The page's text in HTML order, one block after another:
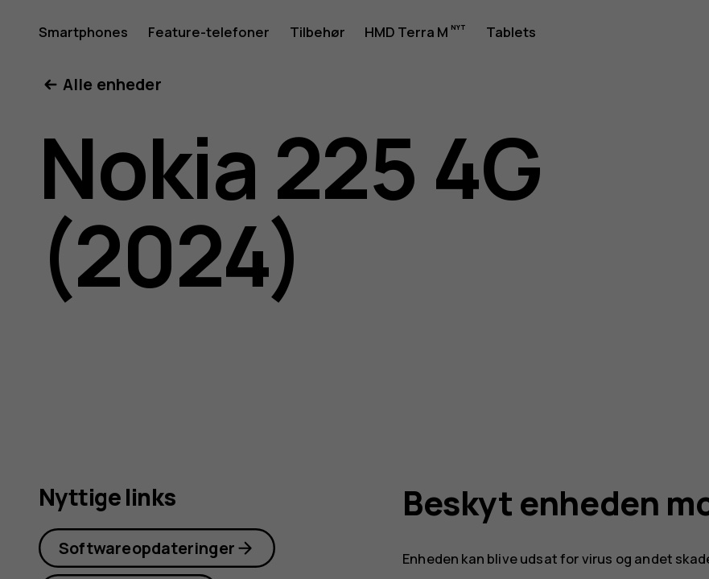
Brugervejledning
til
Nokia
225
(2024)
Smartphones Feature-telefoner Tilbehør HMD Terra M Tablets
Alle enheder
Nokia 225 4G
(2024)
Beskyt enheden
Enheden kan blive udsat for virus og andet
Nyttige links
Softwareopdateringer